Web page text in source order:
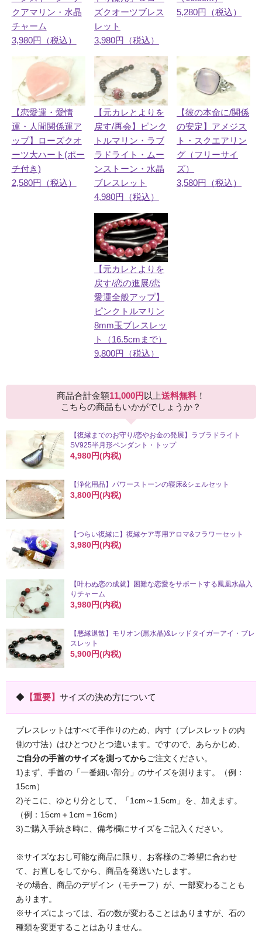
クアマリン・水晶
チャーム
3,980円（税込）
ズクオーツブレス
レット
3,980円（税込）
5,280円（税込）
【恋愛運・愛情
運・人間関係運ア
ップ】ローズクオ
ーツ大ハート(ポー
チ付き)
2,580円（税込）
【元カレとよりを
戻す/再会】ピンク
トルマリン・ラブ
ラドライト・ムー
ンストーン・水晶
ブレスレット
4,980円（税込）
【彼の本命に/関係
の安定】アメジス
ト・スクエアリン
グ（フリーサイ
ズ）
3,580円（税込）
【元カレとよりを
戻す/恋の進展/恋
愛運全般アップ】
ピンクトルマリン
8mm玉ブレスレッ
ト（16.5cmまで）
9,800円（税込）
商品合計金額11,000円 以上送料無料 ！
こちらの商品もいかがでしょうか？
【復縁までのお守り/恋やお金の発展】ラブラドライト
SV925半月形ペンダント・トップ
4,980円(内税)
【浄化用品】パワーストーンの寝床&シェルセット
3,800円(内税)
【つらい復縁に】復縁ケア専用アロマ&フラワーセット
3,980円(内税)
【叶わぬ恋の成就】困難な恋愛をサポートする鳳凰水晶入
りチャーム
3,980円(内税)
【悪縁退散】モリオン(黒水晶)&レッドタイガーアイ・ブレ
スレット
5,900円(内税)
◆ 【重要】サイズの決め方について
ブレスレットはすべて手作りのため、内寸（ブレスレットの内
側の寸法）はひとつひとつ違います。ですので、あらかじめ、
ご自分の手首のサイズを測ってからご注文ください。
1)まず、手首の「一番細い部分」のサイズを測ります。（例：
15cm）
2)そこに、ゆとり分として、「1cm～1.5cm」を、加えます。
（例：15cm＋1cm＝16cm）
3)ご購入手続き時に、備考欄にサイズをご記入ください。
※サイズなおし可能な商品に限り、お客様のご希望に合わせ
て、お直しをしてから、商品を発送いたします。
その場合、商品のデザイン（モチーフ）が、一部変わることも
あります。
※サイズによっては、石の数が変わることはありますが、石の
種類を変更することはありません。